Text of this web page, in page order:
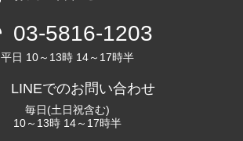
03-5816-1203
平日 10～13時 14～17時半
LINEでのお問い合わせ
毎日(土日祝含む)
10～13時 14～17時半